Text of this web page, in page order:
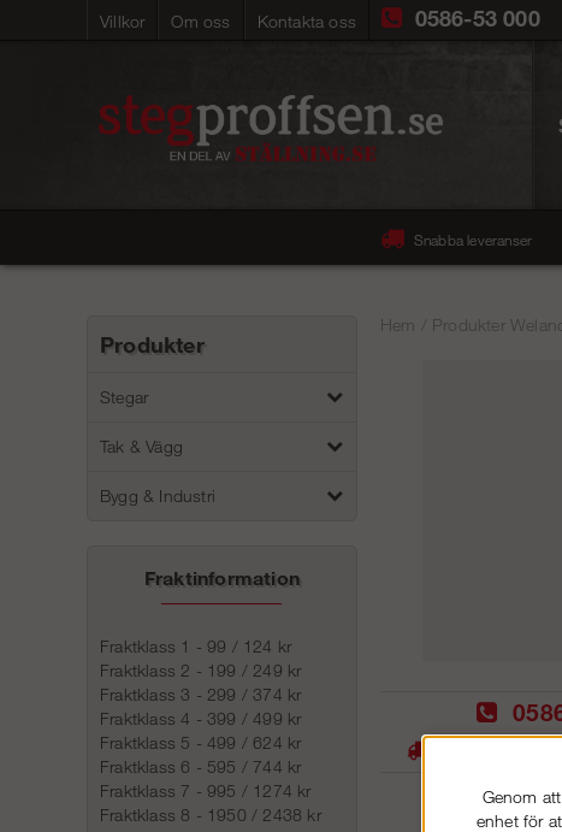
Villkor Om oss Kontakta oss 0586-53 000
Snabba leveranser
Produkter
Stegar
Tak & Vägg
Bygg & Industri
Fraktinformation
Fraktklass 1 - 99 / 124 kr
Fraktklass 2 - 199 / 249 kr
Fraktklass 3 - 299 / 374 kr
Fraktklass 4 - 399 / 499 kr
Fraktklass 5 - 499 / 624 kr
Fraktklass 6 - 595 / 744 kr
Fraktklass 7 - 995 / 1274 kr
Fraktklass 8 - 1950 / 2438 kr
Hem Produkter
Genom
enhet för